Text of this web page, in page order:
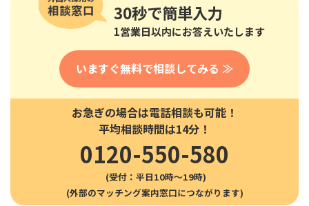
30秒で簡単入力
1営業日以内にお答えいたします
いますぐ無料で相談してみる ≫
お急ぎの場合は電話相談も可能！
平均相談時間は14分！
0120-550-580
(受付：平日10時〜19時)